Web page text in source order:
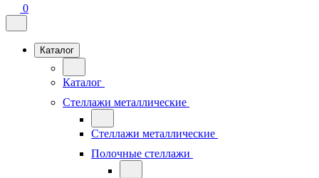
0
Каталог
Каталог
Стеллажи металлические
Стеллажи металлические
Полочные стеллажи